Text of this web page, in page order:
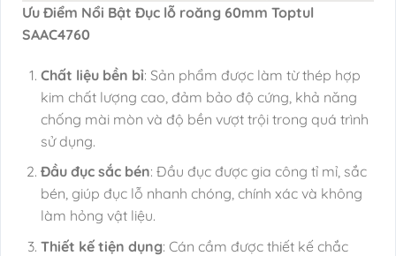
Ưu Điểm Nổi Bật Đục lỗ roăng 60mm Toptul
SAAC4760
Chất liệu bền bỉ: Sản phẩm được làm từ thép hợp
kim chất lượng cao, đảm bảo độ cứng, khả năng
chống mài mòn và độ bền vượt trội trong quá trình
sử dụng.
Đầu đục sắc bén: Đầu đục được gia công tỉ mỉ, sắc
bén, giúp đục lỗ nhanh chóng, chính xác và không
làm hỏng vật liệu.
Thiết kế tiện dụng: Cán cầm được thiết kế chắc